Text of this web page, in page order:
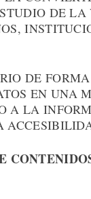
DE
DE
EN UNA
A LA